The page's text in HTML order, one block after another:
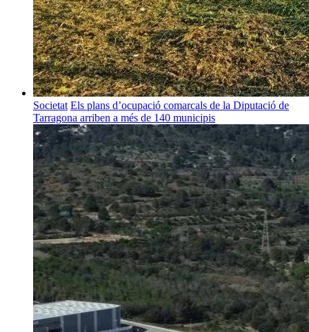
Societat Els plans d’ocupació comarcals de la Diputació de
Tarragona arriben a més de 140 municipis